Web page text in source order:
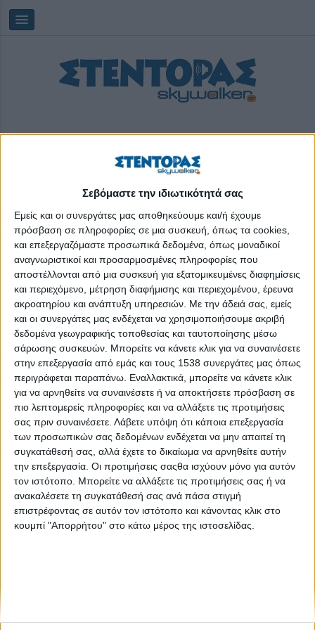
Σεβόμαστε την ιδιωτικότητά σας
Εμείς και οι συνεργάτες μας αποθηκεύουμε και/ή έχουμε
πρόσβαση σε πληροφορίες σε μια συσκευή, όπως τα cookies,
και επεξεργαζόμαστε προσωπικά δεδομένα, όπως μοναδικοί
αναγνωριστικοί και προσαρμοσμένες πληροφορίες που
αποστέλλονται από μια συσκευή για εξατομικευμένες διαφημίσεις
και περιεχόμενο, μέτρηση διαφήμισης και περιεχομένου, έρευνα
ακροατηρίου και ανάπτυξη υπηρεσιών. Με την άδειά σας, εμείς
και οι συνεργάτες μας ενδέχεται να χρησιμοποιήσουμε ακριβή
δεδομένα γεωγραφικής τοποθεσίας και ταυτοποίησης μέσω
σάρωσης συσκευών. Μπορείτε να κάνετε κλικ για να συναινέσετε
στην επεξεργασία από εμάς και τους 1538 συνεργάτες μας όπως
περιγράφεται παραπάνω. Εναλλακτικά, μπορείτε να κάνετε κλικ
για να αρνηθείτε να συναινέσετε ή να αποκτήσετε πρόσβαση σε
πιο λεπτομερείς πληροφορίες και να αλλάξετε τις προτιμήσεις
σας πριν συναινέσετε. Λάβετε υπόψη ότι κάποια επεξεργασία
των προσωπικών σας δεδομένων ενδέχεται να μην απαιτεί τη
συγκατάθεσή σας, αλλά έχετε το δικαίωμα να αρνηθείτε αυτήν
την επεξεργασία. Οι προτιμήσεις σαςθα ισχύουν μόνο για αυτόν
τον ιστότοπο. Μπορείτε να αλλάξετε τις προτιμήσεις σας ή να
ανακαλέσετε τη συγκατάθεσή σας ανά πάσα στιγμή
επιστρέφοντας σε αυτόν τον ιστότοπο και κάνοντας κλικ στο
κουμπί "Απορρήτου" στο κάτω μέρος της ιστοσελίδας.
ψωμί
Χωρίς ψωμί η Ζιμπάμπουε
Ψωμί: Τα οφέλη της κατανάλωσής του και οι μύθοι που
καταρρίπτονται
None feed